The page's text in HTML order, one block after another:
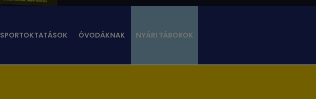
SPORTOKTATÁSOK ÓVODÁKNAK NYÁRI TÁBOROK